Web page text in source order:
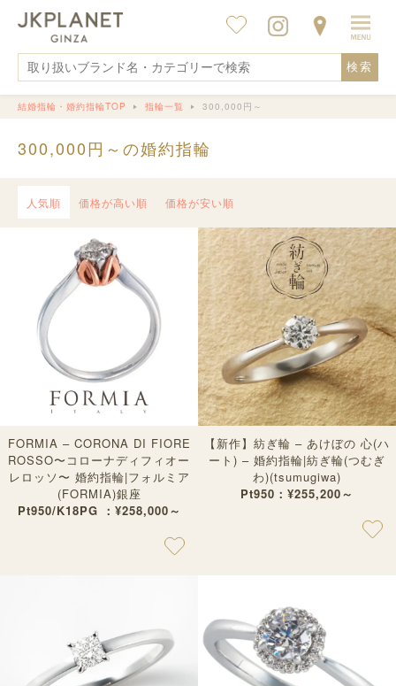
検索
結婚指輪・婚約指輪TOP 指輪一覧 300,000円～
300,000円～の婚約指輪
人気順 価格が高い順 価格が安い順
FORMIA – CORONA DI FIORE
ROSSO〜コローナディフィオー
レロッソ〜 婚約指輪|フォルミア
(FORMIA)銀座
Pt950/K18PG ：¥258,000～
【新作】紡ぎ輪 – あけぼの 心(ハ
ート) – 婚約指輪|紡ぎ輪(つむぎ
わ)(tsumugiwa)
Pt950：¥255,200～